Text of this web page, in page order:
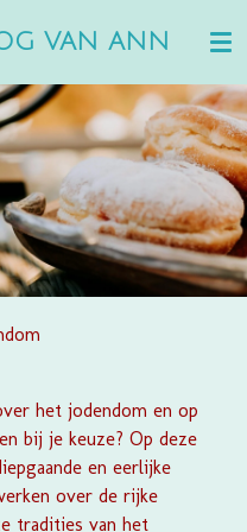
VAN ANN
het jodendom en op
bij je keuze? Op deze
en eerlijke
over de rijke
tradities van het